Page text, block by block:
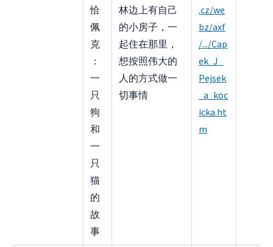
恰
佩
克
：
一
只
狗
和
一
只
猫
的
故
事
林边上有自己
的小房子，一
起住在那里，
想按照伟大的
人的方式做一
切事情
.cz/we
bz/axf
/.../Cap
ek_J_
Pejsek
_a_koc
icka.ht
m